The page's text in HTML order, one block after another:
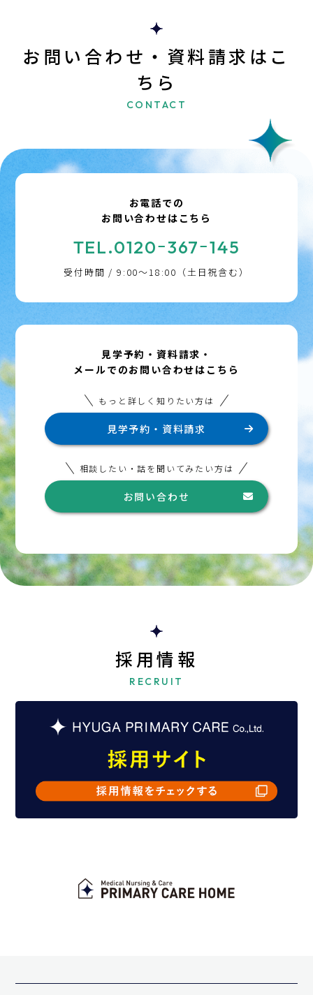
お問い合わせ・資料請求はこ
ちら
CONTACT
お電話での
お問い合わせはこちら
TEL.0120ｰ367ｰ145
受付時間 / 9:00～18:00（土日祝含む）
見学予約・資料請求・
メールでのお問い合わせはこちら
もっと詳しく知りたい方は
見学予約・資料請求
相談したい・話を聞いてみたい方は
お問い合わせ
採用情報
RECRUIT